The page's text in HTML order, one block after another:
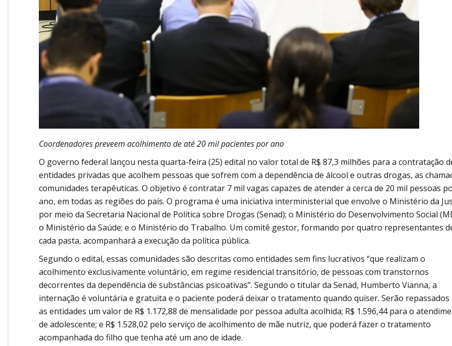
Coordenadores preveem acolhimento de até 20 mil pacientes por ano
O governo federal lançou nesta quarta-feira (25) edital no valor total de R$ 87,3 milhões para a contratação
entidades privadas que acolhem pessoas que sofrem com a dependência de álcool e outras drogas, as
comunidades terapêuticas. O objetivo é contratar 7 mil vagas capazes de atender a cerca de 20 mil pessoas
ano, em todas as regiões do país. O programa é uma iniciativa interministerial que envolve o Ministério da
por meio da Secretaria Nacional de Política sobre Drogas (Senad); o Ministério do Desenvolvimento Social
o Ministério da Saúde; e o Ministério do Trabalho. Um comitê gestor, formando por quatro representantes
cada pasta, acompanhará a execução da política pública.
Segundo o edital, essas comunidades são descritas como entidades sem fins lucrativos “que realizam o
acolhimento exclusivamente voluntário, em regime residencial transitório, de pessoas com transtornos
decorrentes da dependência de substâncias psicoativas”. Segundo o titular da Senad, Humberto Vianna, a
internação é voluntária e gratuita e o paciente poderá deixar o tratamento quando quiser. Serão repassados
as entidades um valor de R$ 1.172,88 de mensalidade por pessoa adulta acolhida; R$ 1.596,44 para o
de adolescente; e R$ 1.528,02 pelo serviço de acolhimento de mãe nutriz, que poderá fazer o tratamento
acompanhada do filho que tenha até um ano de idade.